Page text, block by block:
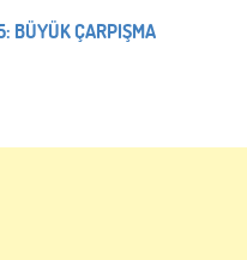
BÜYÜK ÇARPIŞMA